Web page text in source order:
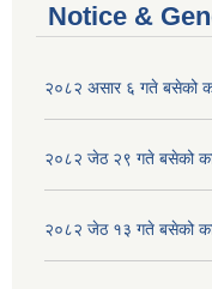
Notice &
२०८२ असार ६ गते बसेको
२०८२ जेठ २९ गते बसेको
२०८२ जेठ १३ गते बसेको